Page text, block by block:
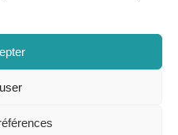
STRATÉGIQUE
ET OPTIMISATION DES